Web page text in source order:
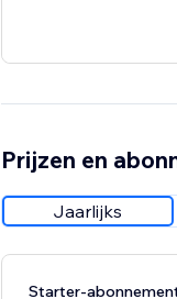
Prijzen en
Jaarlijks
Starter-